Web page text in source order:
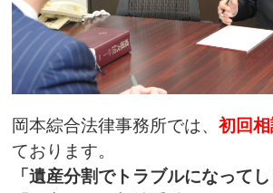
岡本綜合法律事務所では、初回
ております。
「遺産分割でトラブルになってし